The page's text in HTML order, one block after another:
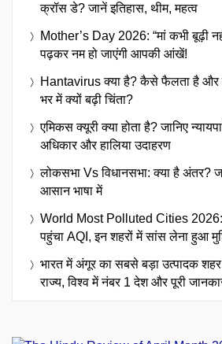
क्रॉस डे? जानें इतिहास, थीम, महत्व
Mother’s Day 2026: “मां कभी बूढ़ी
पढ़कर नम हो जाएंगी आपकी आंखें!
Hantavirus क्या है? कैसे फैलता है और
भर में क्यों बढ़ी चिंता?
एमिकस क्यूरी क्या होता है? जानिए
अधिकार और हालिया उदाहरण
लोकसभा Vs विधानसभा: क्या है अंतर?
आसान भाषा में
World Most Polluted Cities
पहुंचा AQI, इन शहरों में सांस लेना हुआ
भारत में अंगूर का सबसे बड़ा उत्पादक
राज्य, विश्व में नंबर 1 देश और पूरी